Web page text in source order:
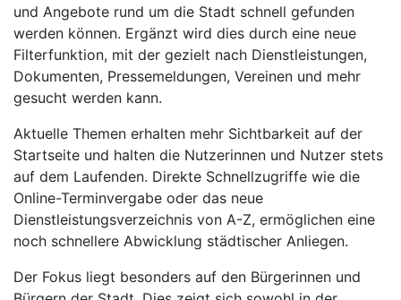
und Angebote rund um die Stadt schnell gefunden
werden können. Ergänzt wird dies durch eine neue
Filterfunktion, mit der gezielt nach Dienstleistungen,
Dokumenten, Pressemeldungen, Vereinen und mehr
gesucht werden kann.
Aktuelle Themen erhalten mehr Sichtbarkeit auf der
Startseite und halten die Nutzerinnen und Nutzer stets
auf dem Laufenden. Direkte Schnellzugriffe wie die
Online-Terminvergabe oder das neue
Dienstleistungsverzeichnis von A-Z, ermöglichen eine
noch schnellere Abwicklung städtischer Anliegen.
Der Fokus liegt besonders auf den Bürgerinnen und